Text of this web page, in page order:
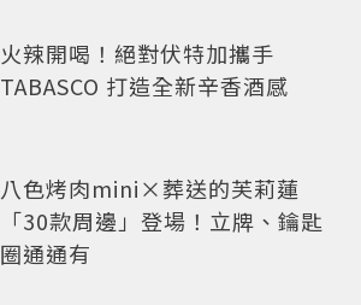
火辣開喝！絕對伏特加攜手
TABASCO 打造全新辛香酒感
八色烤肉mini×葬送的芙莉蓮
「30款周邊」登場！立牌、鑰匙
圈通通有